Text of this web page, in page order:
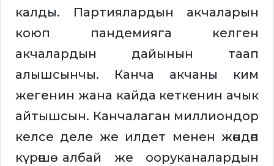
калды. Партиялардын акчаларын
коюп пандемияга келген
акчалардын дайынын таап
алышсынчы. Канча акчаны ким
жегенин жана кайда кеткенин ачык
айтышсын. Канчалаган миллиондор
келсе деле же илдет менен жөндөп
күрөшө албай же ооруканалардын